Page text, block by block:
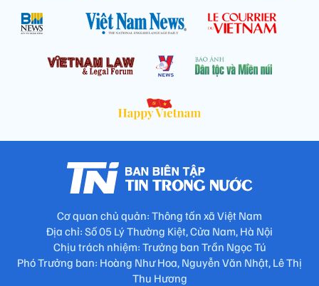
Cơ quan chủ quản: Thông tấn xã Việt Nam
Địa chỉ: Số 05 Lý Thường Kiệt, Cửa Nam, Hà Nội